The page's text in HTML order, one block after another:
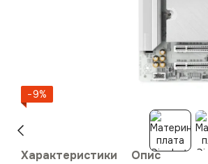
−9%
Характеристики
Опис